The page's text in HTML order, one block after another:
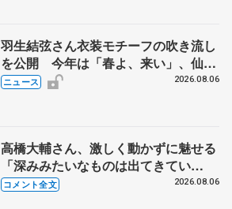
羽生結弦さん衣装モチーフの吹き流し
を公開 今年は「春よ、来い」、仙台
の瑞鳳殿
ニュース 2026.08.06
高橋大輔さん、激しく動かずに魅せる
「深みみたいなものは出てきてい
る？」 〝兄さん〟と慕うレジェンド
コメント全文 2026.08.06